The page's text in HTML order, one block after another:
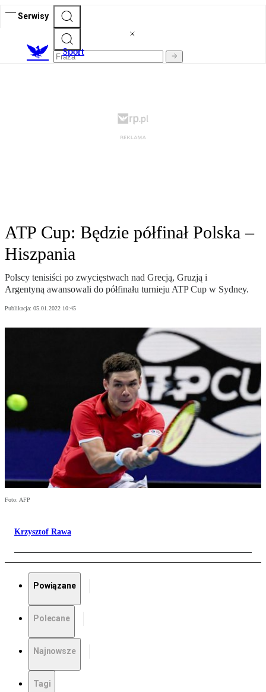
Serwisy
Sport
ATP Cup: Będzie półfinał Polska –
Hiszpania
Polscy tenisiści po zwycięstwach nad Grecją, Gruzją i
Argentyną awansowali do półfinału turnieju ATP Cup w Sydney.
Publikacja: 05.01.2022 10:45
Foto: AFP
Krzysztof Rawa
Powiązane
Polecane
Najnowsze
Tagi